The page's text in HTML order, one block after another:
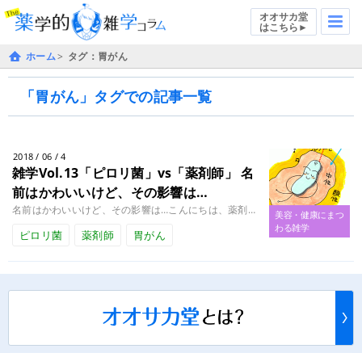
オオサカ堂
はこちら►
ホーム タグ：胃がん
「胃がん」タグでの記事一覧
美容・健康にまつ
わる雑学
2018 / 06 / 4
雑学Vol.13「ピロリ菌」vs「薬剤師」 名
前はかわいいけど、その影響は…
名前はかわいいけど、その影響は…こんにちは、薬剤師の黒岩です。 本日は、最近、テレビをはじめとするメディアで取り上げられ........
ピロリ菌 薬剤師 胃がん